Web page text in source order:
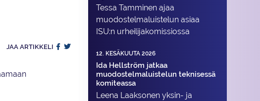
JAA ARTIKKELI
Tessa Tamminen ajaa
muodostelma­luistelun asiaa
ISU:n urheilija­komissiossa
12. KESÄKUUTA 2026
Ida Hellström jatkaa
muodostelmaluistelun teknisessä
komiteassa
Leena Laaksonen yksin- ja